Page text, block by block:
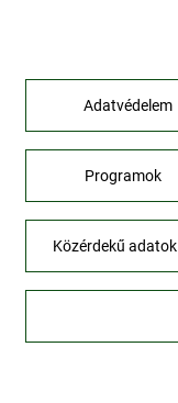
Adatvédelem
Programok
Közérdekű adatok